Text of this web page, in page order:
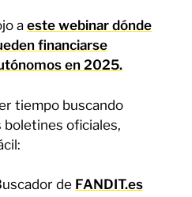
aeste webinar dónde
financiarse
en 2025.
tiempo buscando
boletines oficiales,
de FANDIT.es